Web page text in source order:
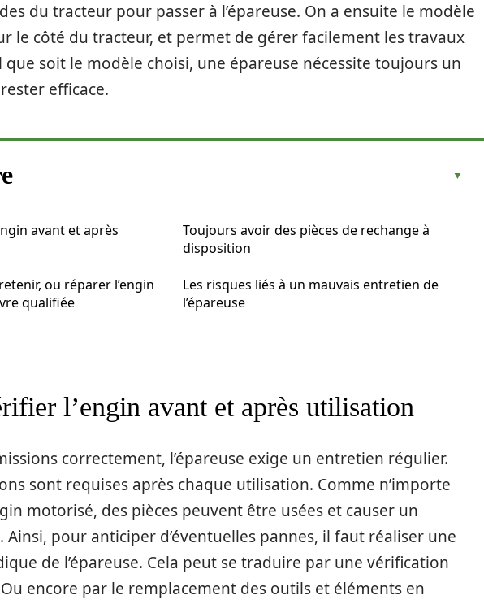
du tracteur pour passer à l’épareuse. On a ensuite le modèle
le côté du tracteur, et permet de gérer facilement les travaux
que soit le modèle choisi, une épareuse nécessite toujours un
efficace.
avant et après
ou réparer l’engin
qualifiée
Toujours avoir des pièces de rechange à
disposition
Les risques liés à un mauvais entretien de
l’épareuse
l’engin avant et après utilisation
correctement, l’épareuse exige un entretien régulier.
sont requises après chaque utilisation. Comme n’importe
motorisé, des pièces peuvent être usées et causer un
pour anticiper d’éventuelles pannes, il faut réaliser une
de l’épareuse. Cela peut se traduire par une vérification
encore par le remplacement des outils et éléments en